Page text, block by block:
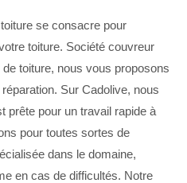
se consacre pour
toiture. Société couvreur
toiture, nous vous proposons
Sur Cadolive, nous
prête pour un travail rapide à
pour toutes sortes de
dans le domaine,
en cas de difficultés. Notre